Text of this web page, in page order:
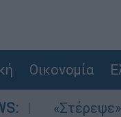
Οικονομία
«Στέρεψε» η